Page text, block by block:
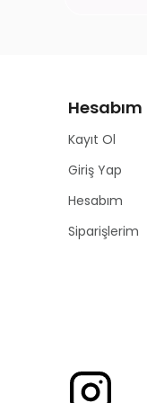
Hesabım
Kayıt Ol
Giriş Yap
Hesabım
Siparişlerim